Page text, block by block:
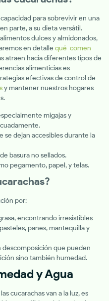
para sobrevivir en una
parte, a su dieta versátil.
dulces y almidonados,
en detalle qué comen
atraen hacia diferentes tipos de
alimenticias es
efectivas de control de
y mantener nuestros hogares
migajas y
se dejan accesibles durante la
basura no sellados.
pegamento, papel, y telas.
por:
encontrando irresistibles
panes, mantequilla y
que pueden
sino también humedad.
y Agua
cucarachas van a la luz, es